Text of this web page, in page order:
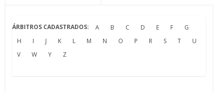
ÁRBITROS CADASTRADOS: A B C D E F
G
H
I J K L M N O P R S T
U
V
W Y Z